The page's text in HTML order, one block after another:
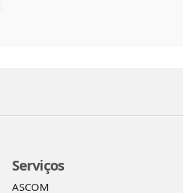
Serviços
ASCOM